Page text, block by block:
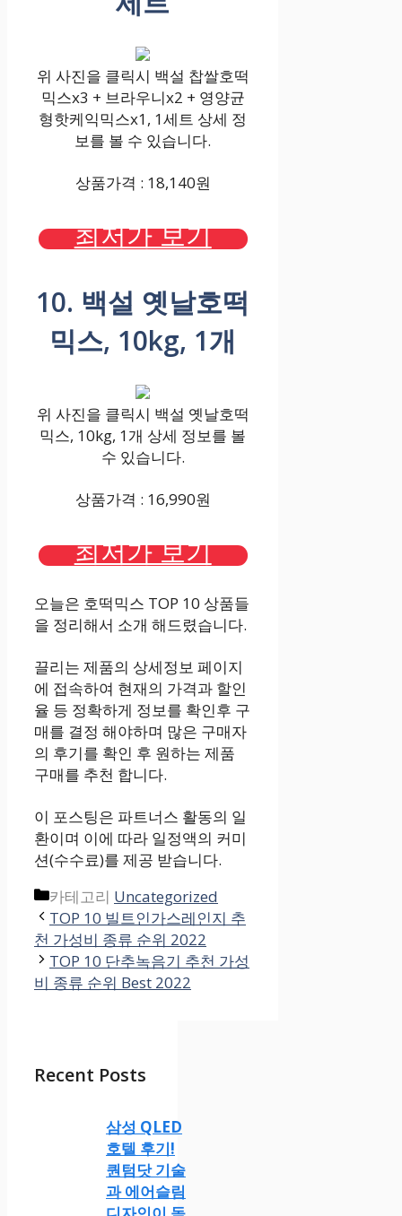
위 사진을 클릭시 백설 찹쌀호떡
믹스x3 + 브라우니x2 + 영양균
형핫케익믹스x1, 1세트 상세 정
보를 볼 수 있습니다.
상품가격 : 18,140원
최저가 보기
10. 백설 옛날호떡
믹스, 10kg, 1개
위 사진을 클릭시 백설 옛날호떡
믹스, 10kg, 1개 상세 정보를 볼
수 있습니다.
상품가격 : 16,990원
최저가 보기
오늘은 호떡믹스 TOP 10 상품들
을 정리해서 소개 해드렸습니다.
끌리는 제품의 상세정보 페이지
에 접속하여 현재의 가격과 할인
율 등 정확하게 정보를 확인후 구
매를 결정 해야하며 많은 구매자
의 후기를 확인 후 원하는 제품
구매를 추천 합니다.
이 포스팅은 파트너스 활동의 일
환이며 이에 따라 일정액의 커미
션(수수료)를 제공 받습니다.
카테고리 Uncategorized
TOP 10 빌트인가스레인지 추
천 가성비 종류 순위 2022
TOP 10 단추녹음기 추천 가성
비 종류 순위 Best 2022
Recent Posts
삼성 QLED
호텔 후기!
퀀텀닷 기술
과 에어슬림